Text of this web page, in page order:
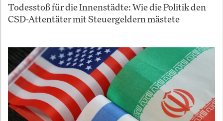
Todesstoß für die Innenstädte: Wie die Politik den
CSD-Attentäter mit Steuergeldern mästete